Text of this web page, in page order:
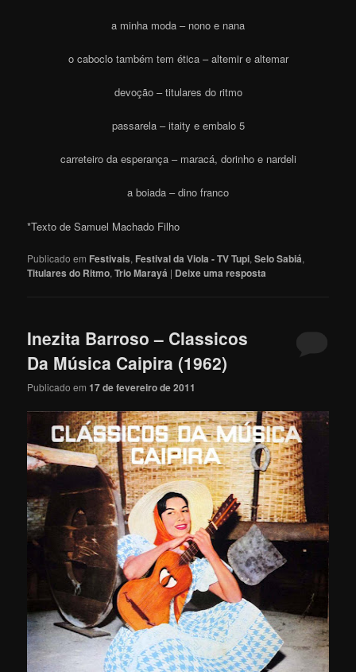
a minha moda – nono e nana
o caboclo também tem ética – altemir e altemar
devoção – titulares do ritmo
passarela – itaity e embalo 5
carreteiro da esperança – maracá, dorinho e nardeli
a boiada – dino franco
*Texto de Samuel Machado Filho
Publicado em Festivais, Festival da Viola - TV Tupi,Selo Sabiá,
Titulares do Ritmo,Trio Marayá | Deixe uma resposta
Inezita Barroso – Classicos
Da Música Caipira (1962)
Publicado em17 de fevereiro de 2011